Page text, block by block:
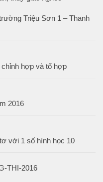
Triệu Sơn 1 – Thanh
hợp và tổ hợp
2016
với 1 số hình học 10